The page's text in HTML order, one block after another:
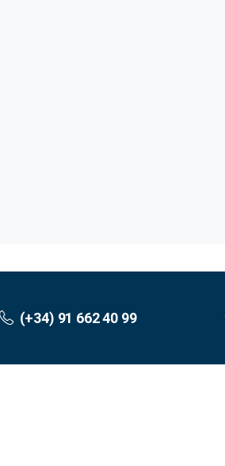
(+34) 91 662 40 99